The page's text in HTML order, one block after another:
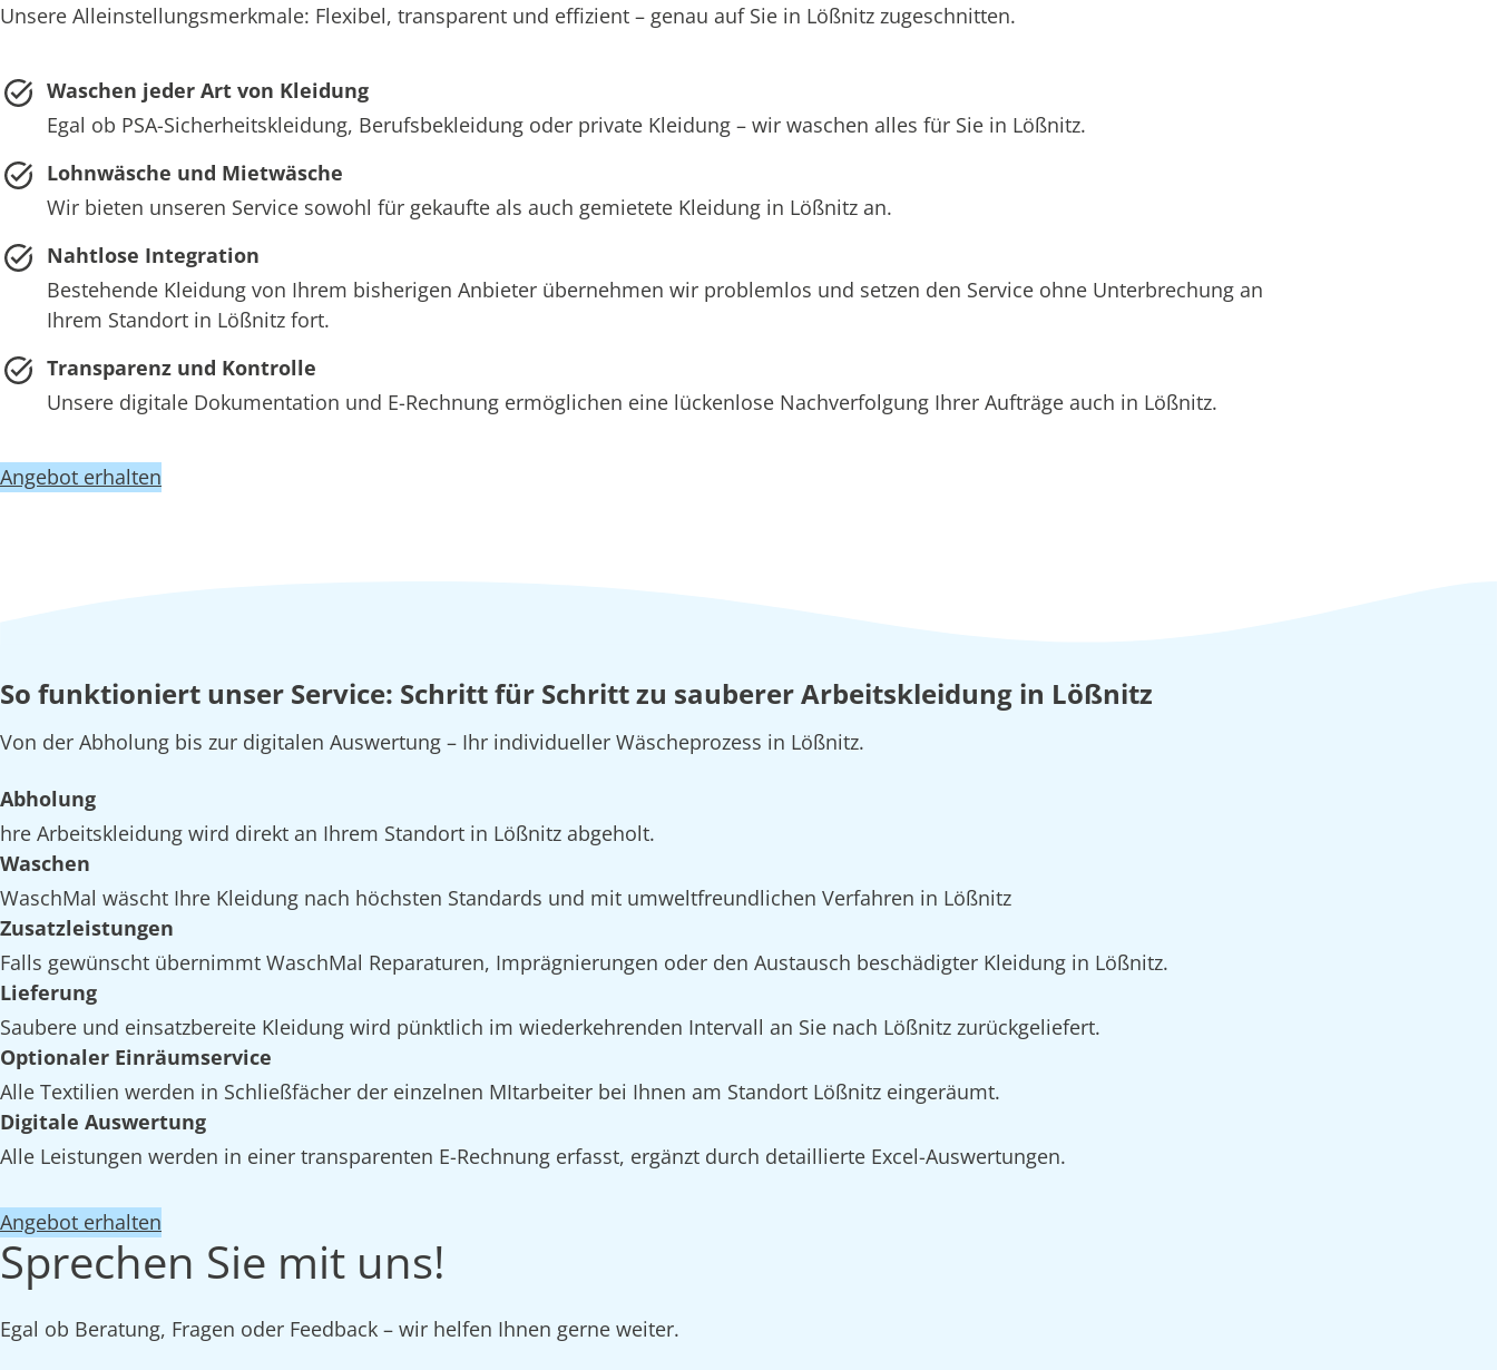
Unsere Alleinstellungsmerkmale: Flexibel, transparent und effizient – genau auf Sie in Lößnitz zugeschnitten.
Waschen jeder Art von Kleidung
Egal ob PSA-Sicherheitskleidung, Berufsbekleidung oder private Kleidung – wir waschen alles für Sie in Lößnitz.
Lohnwäsche und Mietwäsche
Wir bieten unseren Service sowohl für gekaufte als auch gemietete Kleidung in Lößnitz an.
Nahtlose Integration
Bestehende Kleidung von Ihrem bisherigen Anbieter übernehmen wir problemlos und setzen den Service ohne Unterbrechung an
Ihrem Standort in Lößnitz fort.
Transparenz und Kontrolle
Unsere digitale Dokumentation und E-Rechnung ermöglichen eine lückenlose Nachverfolgung Ihrer Aufträge auch in Lößnitz.
Angebot erhalten
So funktioniert unser Service: Schritt für Schritt zu sauberer Arbeitskleidung in Lößnitz
Von der Abholung bis zur digitalen Auswertung – Ihr individueller Wäscheprozess in Lößnitz.
Abholung
hre Arbeitskleidung wird direkt an Ihrem Standort in Lößnitz abgeholt.
Waschen
WaschMal wäscht Ihre Kleidung nach höchsten Standards und mit umweltfreundlichen Verfahren in Lößnitz
Zusatzleistungen
Falls gewünscht übernimmt WaschMal Reparaturen, Imprägnierungen oder den Austausch beschädigter Kleidung in Lößnitz.
Lieferung
Saubere und einsatzbereite Kleidung wird pünktlich im wiederkehrenden Intervall an Sie nach Lößnitz zurückgeliefert.
Optionaler Einräumservice
Alle Textilien werden in Schließfächer der einzelnen MItarbeiter bei Ihnen am Standort Lößnitz eingeräumt.
Digitale Auswertung
Alle Leistungen werden in einer transparenten E-Rechnung erfasst, ergänzt durch detaillierte Excel-Auswertungen.
Angebot erhalten
Sprechen Sie mit uns!
Egal ob Beratung, Fragen oder Feedback – wir helfen Ihnen gerne weiter.